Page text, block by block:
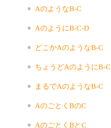
AのようなB-C
AのようにB-C-D
どこかAのようなB-C
ちょうどAのようにB-C
まるでAのようなB-C
AのごとくBのC
AのごとくBとC